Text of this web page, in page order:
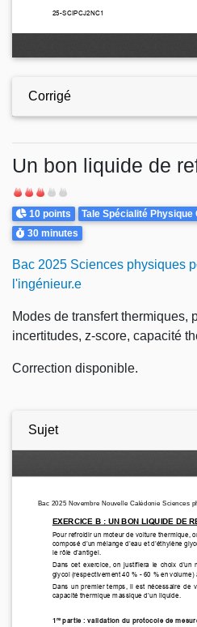
Corrigé
Un bon liquide de
Difficulté
Points
10 points Theme
Tale Spécialité Physique
Durée
30 minutes
Bac 2025 Sciences physiques
l'ingénieur.e
Modes de transfert thermiques,
incertitudes, z-score, capacité
Correction disponible.
Sujet